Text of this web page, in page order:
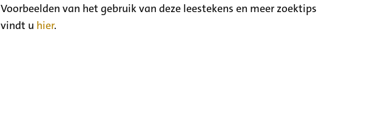
Voorbeelden van het gebruik van deze leestekens en meer zoektips
vindt u hier.